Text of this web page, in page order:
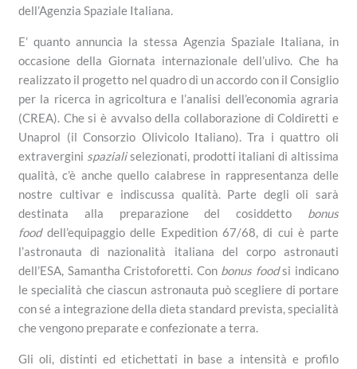
dell’Agenzia Spaziale Italiana.
E’ quanto annuncia la stessa Agenzia Spaziale Italiana, in
occasione della Giornata internazionale dell’ulivo. Che ha
realizzato il progetto nel quadro di un accordo con il Consiglio
per la ricerca in agricoltura e l’analisi dell’economia agraria
(CREA). Che si è avvalso della collaborazione di Coldiretti e
Unaprol (il Consorzio Olivicolo Italiano). Tra i quattro oli
extravergini spazialiselezionati, prodotti italiani di altissima
qualità, c’è anche quello calabrese in rappresentanza delle
nostre cultivar e indiscussa qualità. Parte degli oli sarà
destinata alla preparazione del cosiddetto bonus
fooddell’equipaggio delle Expedition 67/68, di cui è parte
l’astronauta di nazionalità italiana del corpo astronauti
dell’ESA, Samantha Cristoforetti. Con bonus foodsi indicano
le specialità che ciascun astronauta può scegliere di portare
con sé a integrazione della dieta standard prevista, specialità
che vengono preparate e confezionate a terra.
Gli oli, distinti ed etichettati in base a intensità e profilo